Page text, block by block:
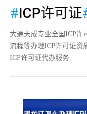
#ICP许可证
大通天成专业全国ICP许
流程等办理ICP许可证资
ICP许可证代办服务.